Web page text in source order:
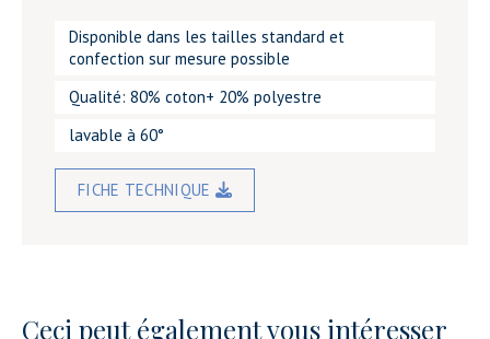
Disponible dans les tailles standard et
confection sur mesure possible
Qualité: 80% coton+ 20% polyestre
lavable à 60°
FICHE TECHNIQUE
Ceci peut également vous intéresser